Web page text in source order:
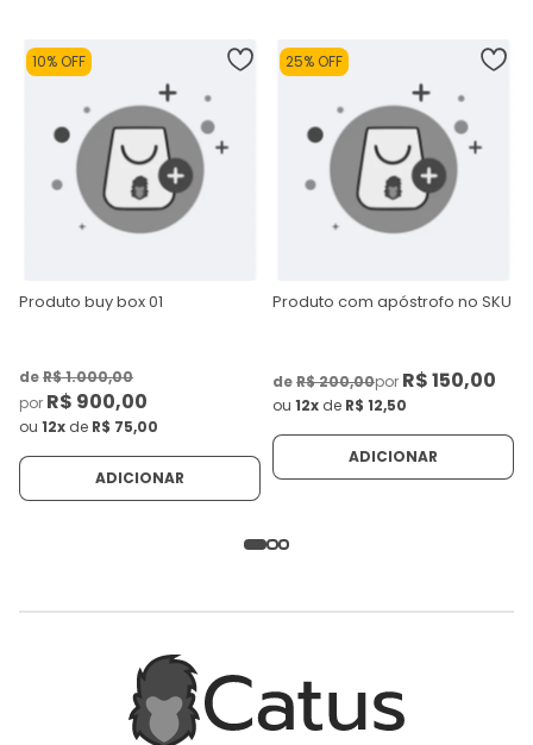
10% OFF
Produto buy box 01
deR$ 1.000,00
por R$ 900,00
ou 12x de R$ 75,00
ADICIONAR
25% OFF
Produto com apóstrofo no SKU
deR$ 200,00por R$ 150,00
ou 12x de R$ 12,50
ADICIONAR